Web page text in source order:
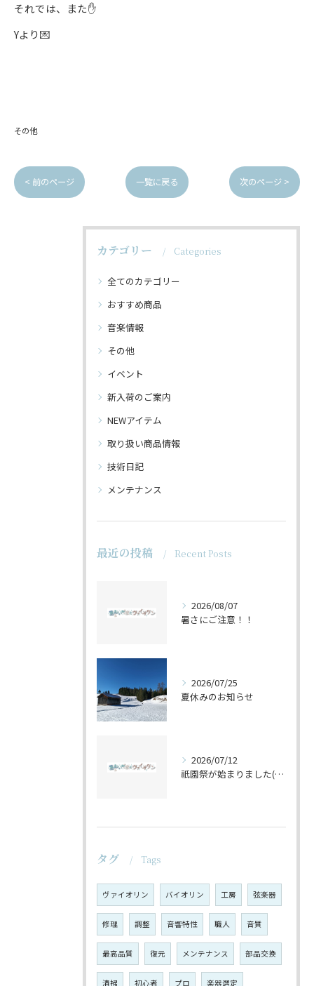
それでは、また✋
Yより💌
その他
< 前のページ 一覧に戻る 次のページ >
カテゴリー Categories
全てのカテゴリー
おすすめ商品
音楽情報
その他
イベント
新入荷のご案内
NEWアイテム
取り扱い商品情報
技術日記
メンテナンス
最近の投稿 Recent Posts
2026/08/07
暑さにご注意！！
2026/07/25
夏休みのお知らせ
2026/07/12
祇園祭が始まりました(^^♪
タグ Tags
ヴァイオリン バイオリン 工房 弦楽器
修理 調整 音響特性 職人 音質
最高品質 復元 メンテナンス 部品交換
清掃 初心者 プロ 楽器選定